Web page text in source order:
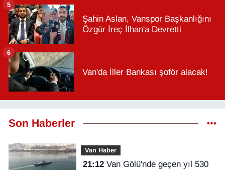
Şahin Aslan, Vanspor Başkanlığını
Özgür İreç İlhan'a Devretti
5
Van'da İller Bankası şoför alacak!
6
Son Haberler
Van Haber
21:12Van Gölü'nde geçen yıl 530